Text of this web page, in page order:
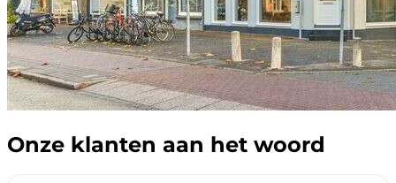
Onze klanten aan het woord